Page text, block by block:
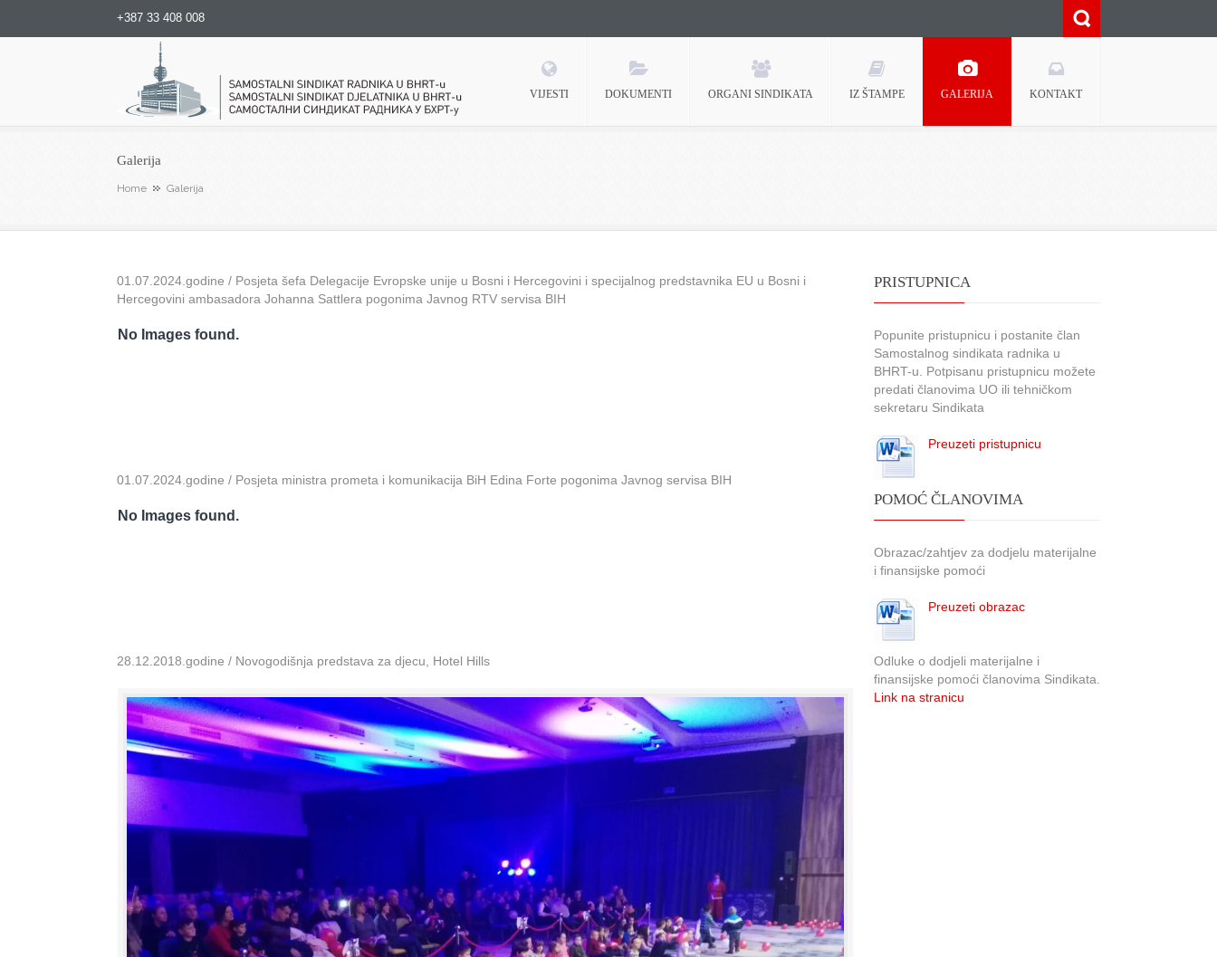
+387 33 408 008
Samostalni sindikat radnika u BHRT-u
VIJESTI DOKUMENTI ORGANI SINDIKATA IZ ŠTAMPE GALERIJA KONTAKT
Galerija
Home Galerija
01.07.2024.godine / Posjeta šefa Delegacije Evropske unije u Bosni i Hercegovini i specijalnog predstavnika EU u Bosni i
Hercegovini ambasadora Johanna Sattlera pogonima Javnog RTV servisa BIH
No Images found.
01.07.2024.godine / Posjeta ministra prometa i komunikacija BiH Edina Forte pogonima Javnog servisa BIH
No Images found.
28.12.2018.godine / Novogodišnja predstava za djecu, Hotel Hills
PRISTUPNICA
Popunite pristupnicu i postanite član
Samostalnog sindikata radnika u
BHRT-u. Potpisanu pristupnicu možete
predati članovima UO ili tehničkom
sekretaru Sindikata
Preuzeti pristupnicu
POMOĆ ČLANOVIMA
Obrazac/zahtjev za dodjelu materijalne
i finansijske pomoći
Preuzeti obrazac
Odluke o dodjeli materijalne i
finansijske pomoći članovima Sindikata.
Link na stranicu